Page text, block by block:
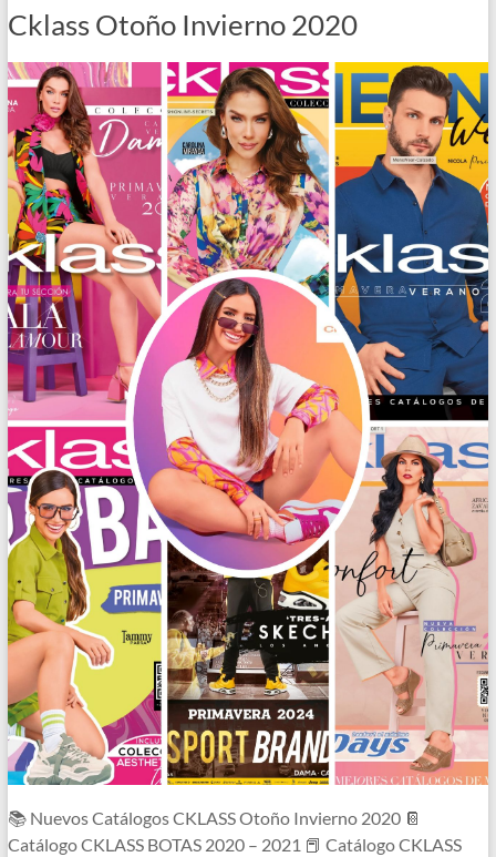
Cklass Otoño Invierno 2020
📚 Nuevos Catálogos CKLASS Otoño Invierno 2020 📔
Catálogo CKLASS BOTAS 2020 – 2021 📕 Catálogo CKLASS